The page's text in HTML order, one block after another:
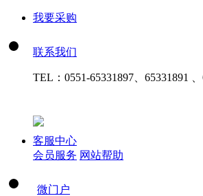
我要采购
联系我们
TEL： 0551-65331897、65331891
客服中心
会员服务 网站帮助
微门户